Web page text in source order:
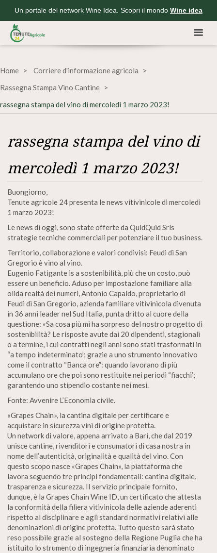
Un portale del network Wine Idea. Scopri il mondo Wine idea
Home
Corriere d'informazione agricola
Rassegna Stampa Vino Cantine
rassegna stampa del vino di mercoledì 1 marzo 2023!
rassegna stampa del vino di
mercoledì 1 marzo 2023!
Buongiorno,
Tenute agricole 24 presenta le news vitivinicole di mercoledì
1 marzo 2023!
Le news di oggi, sono state offerte da QuidQuid Srls
strategie tecniche commerciali per potenziare il tuo business.
Territorio, collaborazione e valori condivisi: Feudi di San
Gregorio è vino al vino.
Eugenio Fatigante is a sostenibilità, più che un costo, può
essere un beneficio. Aduso per impostazione familiare alla
olida realtà dei numeri, Antonio Capaldo, proprietario di
Feudi di San Gregorio, azienda familiare vitivinicola divenuta
in 36 anni leader nel Sud Italia, punta dritto al cuore della
questione: «Sa cosa più mi ha sorpreso del nostro progetto di
sostenibilità? Le risposte avute dai 20 dipendenti, stagionali
o a termine, i cui contratti negli anni sono stati trasformati in
“a tempo indeterminato’; grazie a uno strumento innovativo
come il contratto “Banca ore”: quando lavorano di più
accumulano ore che poi sono restituite nei periodi “fiacchi’;
garantendo uno stipendio costante nei mesi.
Fonte: Avvenire L’Economia civile.
«Grapes Chain», la cantina digitale per certificare e
acquistare in sicurezza vini di origine protetta.
Un network di valore, appena arrivato a Bari, che dal 2019
unisce cantine, rivenditori e consumatori di casa nostra in
nome dell’autenticità, originalità e qualità del vino. Con
questo scopo nasce «Grapes Chain», la piattaforma che
lavora seguendo tre principi fondamentali: cantina digitale,
trasparenza e sicurezza. II servizio principale fornito,
dunque, è la Grapes Chain Wine ID, un certificato che attesta
la conformità della filiera vitivinicola delle aziende aderenti
rispetto al disciplinare e agli standard normativi relativi alle
denominazioni di origine protetta. Tutto questo sarà stato
reso possibile grazie al sostegno della Regione Puglia che ha
istituito lo strumento di ingegneria finanziaria denominato